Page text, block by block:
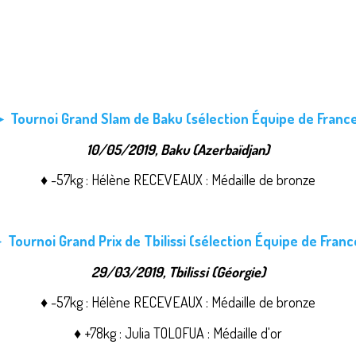
Tournoi Grand Slam de Baku (sélection Équipe de
10/05/2019, Baku (Azerbaïdjan)
♦ -57kg : Hélène RECEVEAUX : Médaille de bronze
Grand Prix de Tbilissi (sélection Équipe de
29/03/2019, Tbilissi (Géorgie)
♦ -57kg : Hélène RECEVEAUX : Médaille de bronze
♦ +78kg : Julia TOLOFUA : Médaille d'or